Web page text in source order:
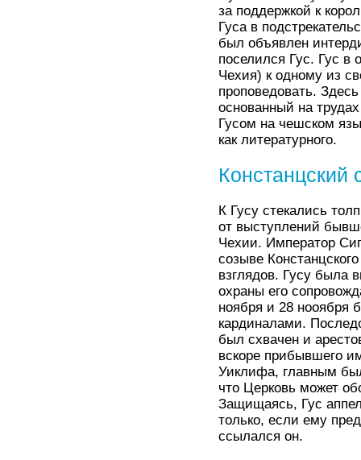
за поддержкой к
Гуса в
был объявлен
поселился Гус. Гус в
Чехия) к одному из
проповедовать.
основанный на
Гусом на чешском
как литературного.
Констанцский
К Гусу стекались
от выступлений
Чехии. Император
созыве
взглядов. Гусу была
охраны его
ноября и 28 нооября
кардиналами.
был схвачен и
вскоре прибывшего
Уиклифа, главным
что Церковь может
Защищаясь, Гус
только, если ему
ссылался он.